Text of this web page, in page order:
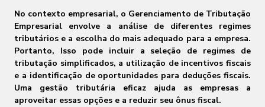
No contexto empresarial, o Gerenciamento de Tributação
Empresarial envolve a análise de diferentes regimes
tributários e a escolha do mais adequado para a empresa.
Portanto, Isso pode incluir a seleção de regimes de
tributação simplificados, a utilização de incentivos fiscais
e a identificação de oportunidades para deduções fiscais.
Uma gestão tributária eficaz ajuda as empresas a
aproveitar essas opções e a reduzir seu ônus fiscal.